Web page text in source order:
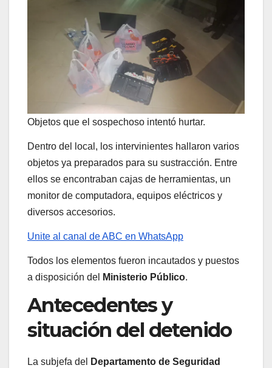
Objetos que el sospechoso intentó hurtar.
Dentro del local, los intervinientes hallaron varios
objetos ya preparados para su sustracción. Entre
ellos se encontraban cajas de herramientas, un
monitor de computadora, equipos eléctricos y
diversos accesorios.
Unite al canal de ABC en WhatsApp
Todos los elementos fueron incautados y puestos
a disposición del
Ministerio Público.
Antecedentes y
situación del detenido
La subjefa del
Departamento de Seguridad